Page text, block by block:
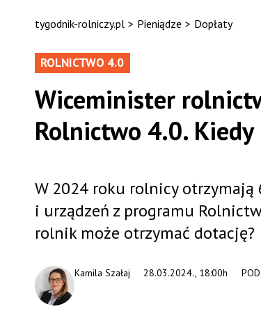
tygodnik-rolniczy.pl > Pieniądze > Dopłaty
ROLNICTWO 4.0
Wiceminister
Rolnictwo 4.0. Kiedy
28.03.2024., 18:00h
Kamila Szałaj
W 2024 roku rolnicy
i urządzeń z programu
rolnik może otrzymać dotację?